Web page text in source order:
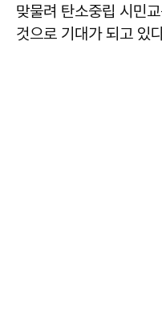
맞물려 탄소중립 시민
것으로 기대가 되고 있